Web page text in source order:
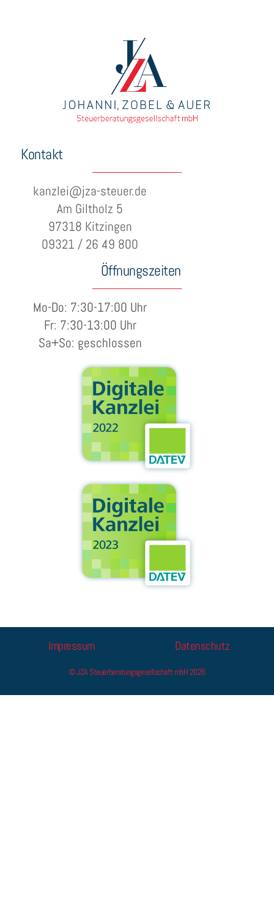
Kontakt
kanzlei@jza-steuer.de
Am Giltholz 5
97318 Kitzingen
09321 / 26 49 800
Öffnungszeiten
Mo-Do: 7:30-17:00 Uhr
Fr: 7:30-13:00 Uhr
Sa+So: geschlossen
Impressum Datenschutz
© JZA Steuerberatungsgesellschaft mbH 2026